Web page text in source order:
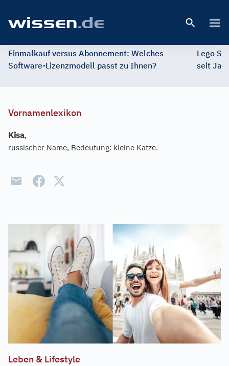
Einmalkauf versus Abonnement: Welches
Software-Lizenzmodell passt zu Ihnen?
Lego
seit
Vornamenlexikon
Kisa,
russischer Name, Bedeutung: kleine Katze.
Leben & Lifestyle